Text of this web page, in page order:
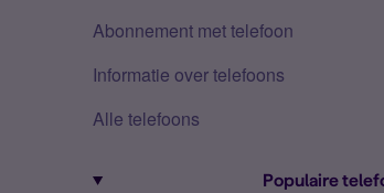
Abonnement met telefoon
Informatie over telefoons
Alle telefoons
Populaire